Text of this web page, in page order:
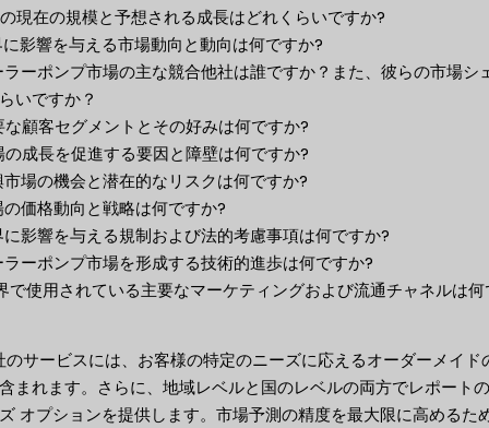
現在の規模と予想される成長はどれくらいですか?
影響を与える市場動向と動向は何ですか?
ーポンプ市場の主な競合他社は誰ですか？また、彼らの市場シ
いですか？
顧客セグメントとその好みは何ですか?
成長を促進する要因と障壁は何ですか?
場の機会と潜在的なリスクは何ですか?
価格動向と戦略は何ですか?
影響を与える規制および法的考慮事項は何ですか?
ーポンプ市場を形成する技術的進歩は何ですか?
で使用されている主要なマーケティングおよび流通チャネルは何
のサービスには、お客様の特定のニーズに応えるオーダーメイド
まれます。さらに、地域レベルと国のレベルの両方でレポート
オプションを提供します。市場予測の精度を最大限に高めるた